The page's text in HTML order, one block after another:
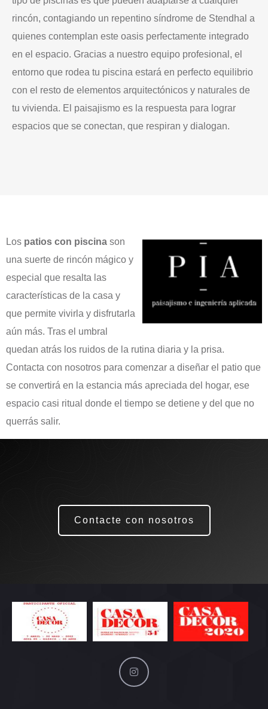
rincón, contagiando un repentino síndrome de Stendhal a
quienes contemplan este oasis perfectamente integrado
en el espacio. Gracias a nuestro equipo profesional, el
entorno que rodea tu piscina estará en perfecto equilibrio
con el resto de elementos arquitectónicos y naturales de
tu vivienda. El paisajismo es la respuesta para lograr
espacios que se conectan, que respiran y dialogan.
Los patios con piscina son
una suerte de rincón mágico y
especial que resalta las
características de la casa y
que permite vivirla y disfrutarla
aún más. Tras el umbral
quedan atrás los ruidos de la rutina diaria y la prisa.
Contacta con nosotros para comenzar a diseñar el patio que
se convertirá en la estancia más apreciada del hogar, ese
espacio casi ritual donde el tiempo se detiene y del que no
querrás salir.
Contacte con nosotros